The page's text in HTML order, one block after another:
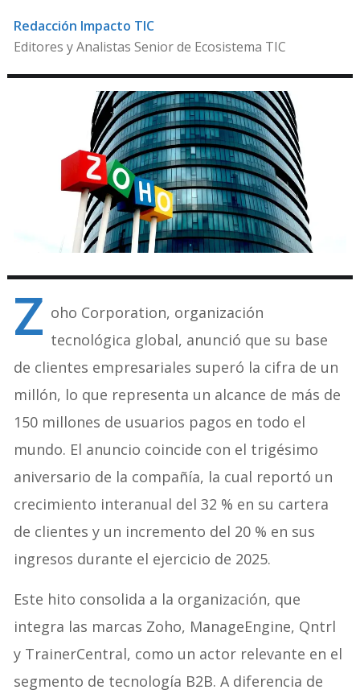
Redacción Impacto TIC
Editores y Analistas Senior de Ecosistema TIC
Z oho Corporation, organización
tecnológica global, anunció que su base
de clientes empresariales superó la cifra de un
millón, lo que representa un alcance de más de
150 millones de usuarios pagos en todo el
mundo. El anuncio coincide con el trigésimo
aniversario de la compañía, la cual reportó un
crecimiento interanual del 32 % en su cartera
de clientes y un incremento del 20 % en sus
ingresos durante el ejercicio de 2025.
Este hito consolida a la organización, que
integra las marcas Zoho, ManageEngine, Qntrl
y TrainerCentral, como un actor relevante en el
segmento de tecnología B2B. A diferencia de